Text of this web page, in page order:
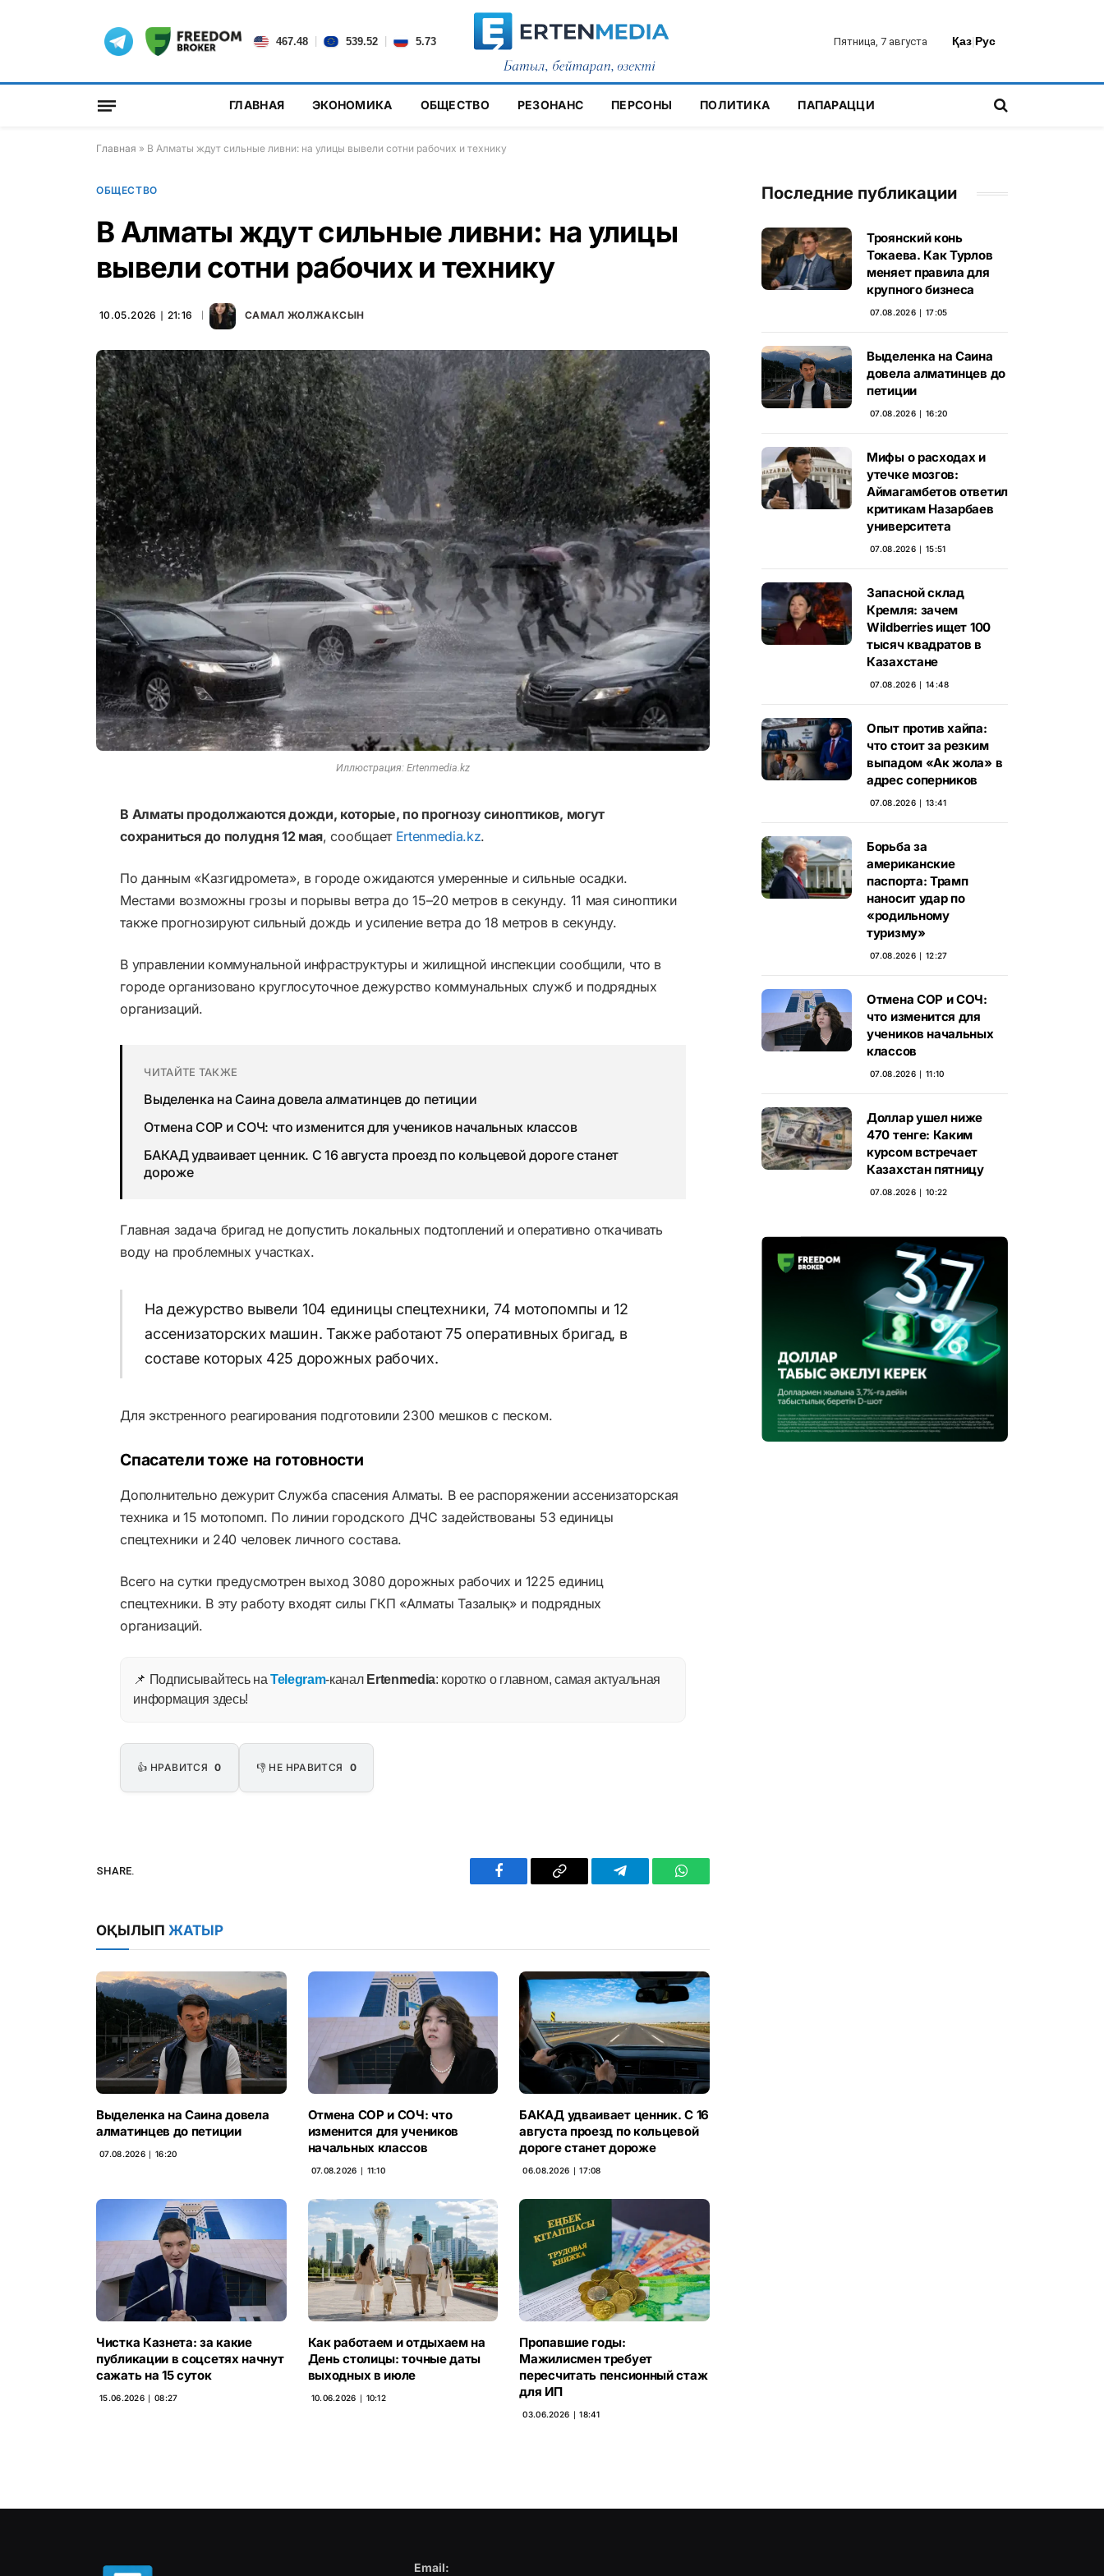
467.48 539.52 5.73 Пятница, 7 августа Қаз|Рус
ГЛАВНАЯ ЭКОНОМИКА ОБЩЕСТВО РЕЗОНАНС ПЕРСОНЫ ПОЛИТИКА ПАПАРАЦЦИ
Главная » В Алматы ждут сильные ливни: на улицы вывели сотни рабочих и технику
ОБЩЕСТВО
В Алматы ждут сильные ливни: на улицы
вывели сотни рабочих и технику
10.05.2026 ∣ 21:16 САМАЛ ЖОЛЖАКСЫН
Иллюстрация: Ertenmedia.kz
В Алматы продолжаются дожди, которые, по прогнозу синоптиков, могут
сохраниться до полудня 12 мая, сообщаетErtenmedia.kz.
По данным «Казгидромета», в городе ожидаются умеренные и сильные осадки.
Местами возможны грозы и порывы ветра до 15–20 метров в секунду. 11 мая синоптики
также прогнозируют сильный дождь и усиление ветра до 18 метров в секунду.
В управлении коммунальной инфраструктуры и жилищной инспекции сообщили, что в
городе организовано круглосуточное дежурство коммунальных служб и подрядных
организаций.
ЧИТАЙТЕ ТАКЖЕ
Выделенка на Саина довела алматинцев до петиции
Отмена СОР и СОЧ: что изменится для учеников начальных классов
БАКАД удваивает ценник. С 16 августа проезд по кольцевой дороге станет
дороже
Главная задача бригад не допустить локальных подтоплений и оперативно откачивать
воду на проблемных участках.
На дежурство вывели 104 единицы спецтехники, 74 мотопомпы и 12
ассенизаторских машин. Также работают 75 оперативных бригад, в
составе которых 425 дорожных рабочих.
Для экстренного реагирования подготовили 2300 мешков с песком.
Спасатели тоже на готовности
Дополнительно дежурит Служба спасения Алматы. В ее распоряжении ассенизаторская
техника и 15 мотопомп. По линии городского ДЧС задействованы 53 единицы
спецтехники и 240 человек личного состава.
Всего на сутки предусмотрен выход 3080 дорожных рабочих и 1225 единиц
спецтехники. В эту работу входят силы ГКП «Алматы Тазалық» и подрядных
организаций.
📌 Подписывайтесь на Telegram-канал Ertenmedia: коротко о главном, самая актуальная
информация здесь!
👍 НРАВИТСЯ 0 👎 НЕ НРАВИТСЯ 0
SHARE.
Facebook Copy
Telegram WhatsApp
ОҚЫЛЫП ЖАТЫР
Выделенка на Саина довела
алматинцев до петиции
07.08.2026 ∣ 16:20
Отмена СОР и СОЧ: что
изменится для учеников
начальных классов
07.08.2026 ∣ 11:10
БАКАД удваивает ценник. С 16
августа проезд по кольцевой
дороге станет дороже
06.08.2026 ∣ 17:08
Чистка Казнета: за какие
публикации в соцсетях начнут
сажать на 15 суток
15.06.2026 ∣ 08:27
Как работаем и отдыхаем на
День столицы: точные даты
выходных в июле
10.06.2026 ∣ 10:12
Пропавшие годы:
Мажилисмен требует
пересчитать пенсионный стаж
для ИП
03.06.2026 ∣ 18:41
Последние публикации
Троянский конь
Токаева. Как Турлов
меняет правила для
крупного бизнеса
07.08.2026 ∣ 17:05
Выделенка на Саина
довела алматинцев до
петиции
07.08.2026 ∣ 16:20
Мифы о расходах и
утечке мозгов:
Аймагамбетов ответил
критикам Назарбаев
университета
07.08.2026 ∣ 15:51
Запасной склад
Кремля: зачем
Wildberries ищет 100
тысяч квадратов в
Казахстане
07.08.2026 ∣ 14:48
Опыт против хайпа:
что стоит за резким
выпадом «Ак жола» в
адрес соперников
07.08.2026 ∣ 13:41
Борьба за
американские
паспорта: Трамп
наносит удар по
«родильному
туризму»
07.08.2026 ∣ 12:27
Отмена СОР и СОЧ:
что изменится для
учеников начальных
классов
07.08.2026 ∣ 11:10
Доллар ушел ниже
470 тенге: Каким
курсом встречает
Казахстан пятницу
07.08.2026 ∣ 10:22
Email: